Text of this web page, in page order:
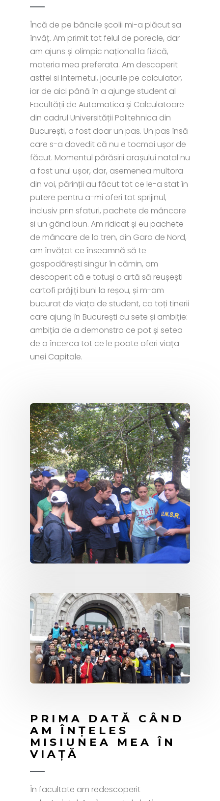
Încă de pe băncile școlii mi-a plăcut sa
învăț. Am primit tot felul de porecle, dar
am ajuns și olimpic național la fizică,
materia mea preferata. Am descoperit
astfel si Internetul, jocurile pe calculator,
iar de aici până în a ajunge student al
Facultății de Automatica și Calculatoare
din cadrul Universității Politehnica din
București, a fost doar un pas. Un pas însă
care s-a dovedit că nu e tocmai ușor de
făcut. Momentul părăsirii orașului natal nu
a fost unul ușor, dar, asemenea multora
din voi, părinții au făcut tot ce le-a stat în
putere pentru a-mi oferi tot sprijinul,
inclusiv prin sfaturi, pachete de mâncare
si un gând bun. Am ridicat și eu pachete
de mâncare de la tren, din Gara de Nord,
am învățat ce înseamnă să te
gospodărești singur în cămin, am
descoperit că e totuși o artă să reușești
cartofi prăjiți buni la reșou, și m-am
bucurat de viața de student, ca toți tinerii
care ajung în București cu sete și ambiție:
ambiția de a demonstra ce pot și setea
de a încerca tot ce le poate oferi viața
unei Capitale.
PRIMA DATĂ CÂND
AM ÎNȚELES
MISIUNEA MEA ÎN
VIAȚĂ
În facultate am redescoperit